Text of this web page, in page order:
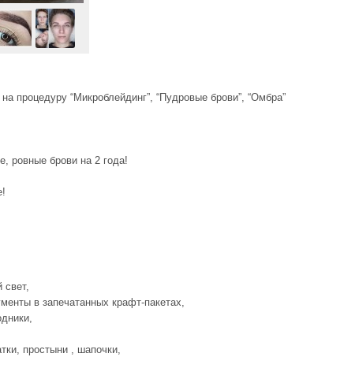
процедуру “Микроблейдинг”, “Пудровые брови”, “Омбра”
ровные брови на 2 года!
свет,
в запечатанных крафт-пакетах,
простыни , шапочки,